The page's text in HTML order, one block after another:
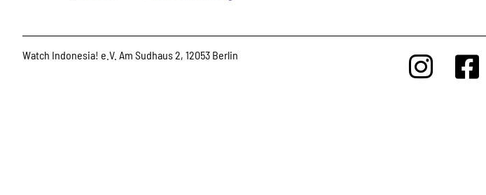
Watch Indonesia! e.V. Am Sudhaus 2, 12053 Berlin